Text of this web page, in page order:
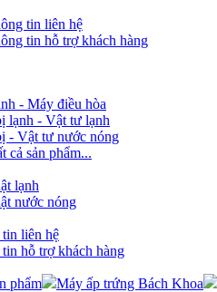
tin liên hệ
tin hỗ trợ khách hàng
- Máy điều hòa
lạnh - Vật tư lạnh
- Vật tư nước nóng
cả sản phẩm...
lạnh
nước nóng
liên hệ
hỗ trợ khách hàng
phẩm Máy ấp trứng Bách Khoa